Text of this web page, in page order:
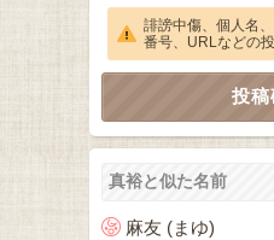
誹謗中傷、個人名
番号、URLなどの
真裕と似た名前
麻友 (まゆ)